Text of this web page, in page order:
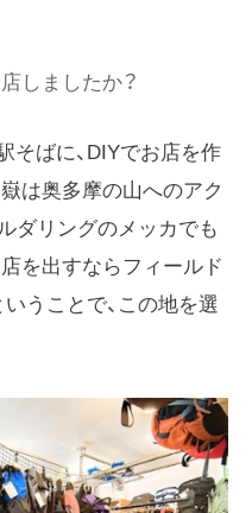
しましたか？
そばに、DIYでお店を作
は奥多摩の山へのアク
ダリングのメッカでも
を出すならフィールド
うことで、この地を選